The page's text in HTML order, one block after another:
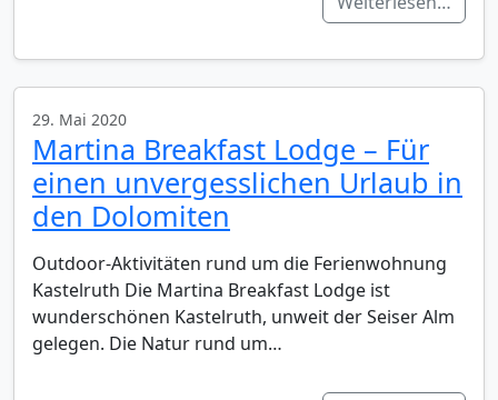
29. Mai 2020
Martina Breakfast Lodge – Für
einen unvergesslichen Urlaub in
den Dolomiten
Outdoor-Aktivitäten rund um die Ferienwohnung
Kastelruth Die Martina Breakfast Lodge ist
wunderschönen Kastelruth, unweit der Seiser Alm
gelegen. Die Natur rund um…